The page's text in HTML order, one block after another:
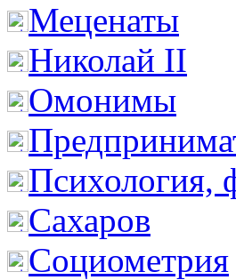
Меценаты
Николай II
Омонимы
Психология,
Сахаров
Социометрия